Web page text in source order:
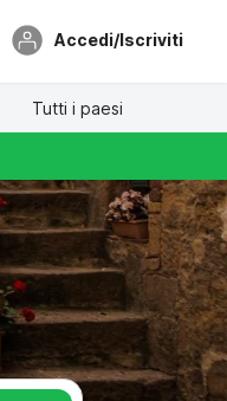
Accedi/Iscriviti
Tutti i paesi